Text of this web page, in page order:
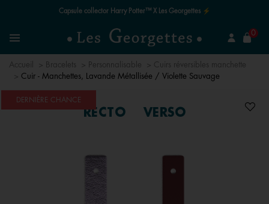
Capsule collector Harry Potter™ X Les Georgettes ⚡
MenuRecherchez un bijou
0
Cuir - Manchettes, Lavande Métallisée / Violette Sauvage
DERNIÈRE CHANCE
RECTO VERSO